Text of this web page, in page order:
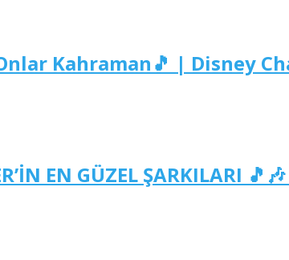
Kahraman🎵 | Disney
EN GÜZEL